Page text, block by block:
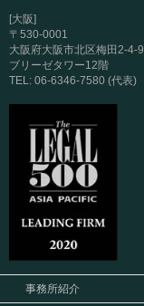
[大阪]
〒530-0001
大阪府大阪市北区梅田2-4-9
ブリーゼタワー12階
TEL: 06-6346-7580 (代表)
事務所紹介